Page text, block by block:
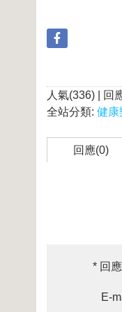
人氣(336) | 回
全站分類: 健康
回應(0)
* 回應
E-